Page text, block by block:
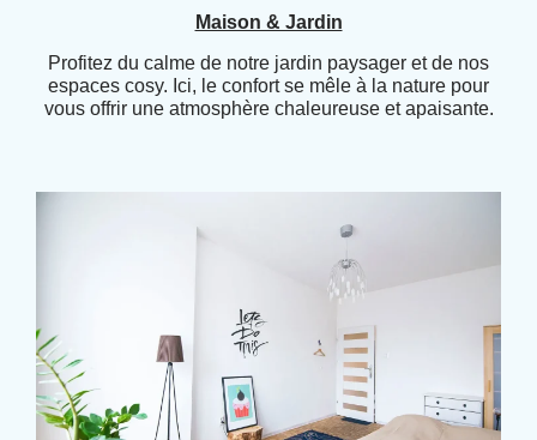
Maison & Jardin
Profitez du calme de notre jardin paysager et de nos
espaces cosy. Ici, le confort se mêle à la nature pour
vous offrir une atmosphère chaleureuse et apaisante.